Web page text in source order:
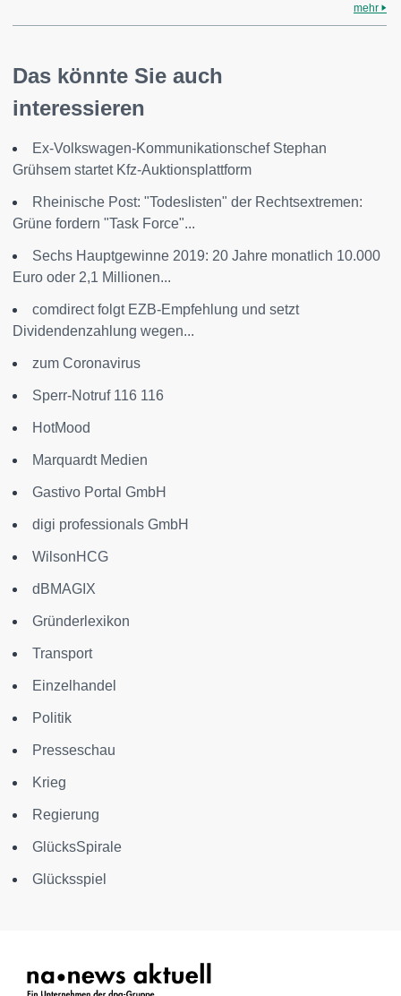
mehr
Das könnte Sie auch
interessieren
Ex-Volkswagen-Kommunikationschef Stephan
Grühsem startet Kfz-Auktionsplattform
Rheinische Post: "Todeslisten" der Rechtsextremen:
Grüne fordern "Task Force"...
Sechs Hauptgewinne 2019: 20 Jahre monatlich 10.000
Euro oder 2,1 Millionen...
comdirect folgt EZB-Empfehlung und setzt
Dividendenzahlung wegen...
zum Coronavirus
Sperr-Notruf 116 116
HotMood
Marquardt Medien
Gastivo Portal GmbH
digi professionals GmbH
WilsonHCG
dBMAGIX
Gründerlexikon
Transport
Einzelhandel
Politik
Presseschau
Krieg
Regierung
GlücksSpirale
Glücksspiel